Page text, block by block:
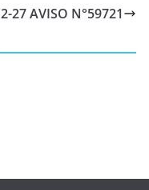
27 AVISO N°59721